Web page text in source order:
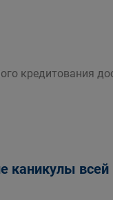
кредитования
каникулы всей